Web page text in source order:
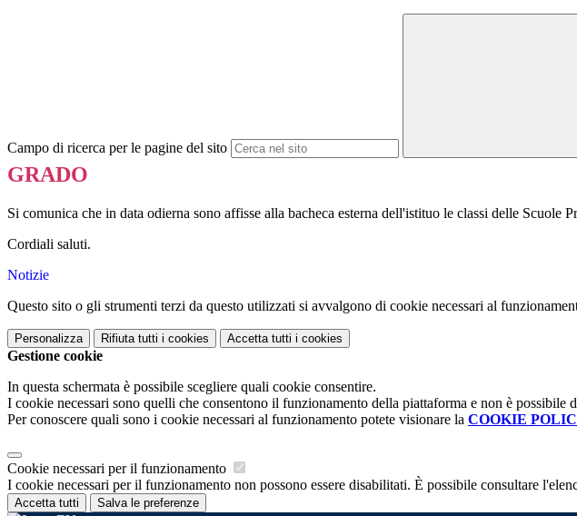
Campo di ricerca per le pagine del sito
GRADO
Si comunica che in data odierna sono affisse alla bacheca esterna dell'istituo le classi delle Scuole
Cordiali saluti.
Notizie
Questo sito o gli strumenti terzi da questo utilizzati si avvalgono di cookie necessari al
Personalizza Rifiuta tutti i cookies Accetta tutti i cookies
Gestione cookie
In questa schermata è possibile scegliere quali cookie consentire.
I cookie necessari sono quelli che consentono il funzionamento della piattaforma e non è possibile
Per conoscere quali sono i cookie necessari al funzionamento potete visionare la COOKIE
Cookie necessari per il funzionamento
I cookie necessari per il funzionamento non possono essere disabilitati. È possibile consultare
Accetta tutti Salva le preferenze